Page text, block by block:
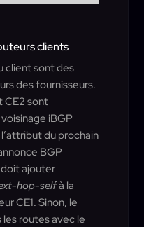
clients
client sont des
des fournisseurs.
CE2 sont
iBGP
du prochain
BGP
doit ajouter
hop-selfà la
CE1. Sinon, le
les routes avec le